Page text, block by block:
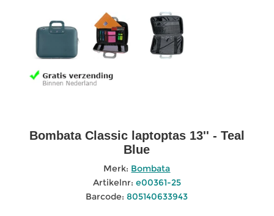
Bombata Classic laptoptas 13'' - Teal
Blue
Merk: Bombata
Artikelnr: e00361-25
Barcode: 805140633943